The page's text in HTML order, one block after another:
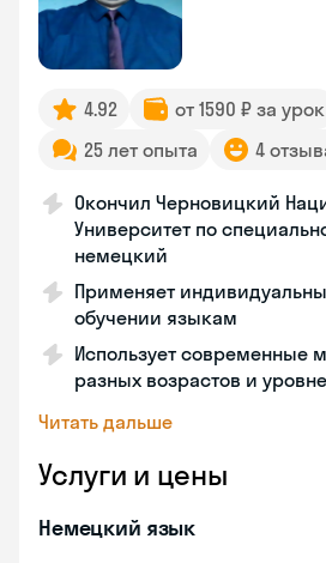
4.92
от 1590 ₽ за урок
25 лет опыта
4
Окончил Черновицкий
Университет по
немецкий
Применяет
обучении языкам
Использует современные
разных возрастов и
Читать дальше
Услуги и цены
Немецкий язык